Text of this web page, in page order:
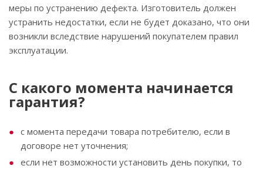
меры по устранению дефекта. Изготовитель должен
устранить недостатки, если не будет доказано, что они
возникли вследствие нарушений покупателем правил
эксплуатации.
С какого момента начинается
гарантия?
с момента передачи товара потребителю, если в
договоре нет уточнения;
если нет возможности установить день покупки, то